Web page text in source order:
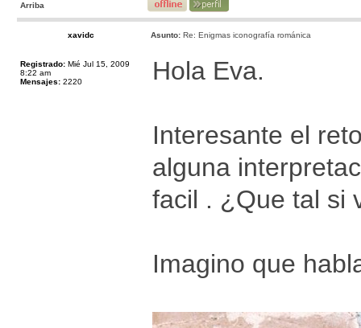
Arriba
xavidc Asunto: Re: Enigmas iconografía románica
Registrado: Mié Jul 15, 2009
8:22 am
Mensajes: 2220 Hola Eva.
Interesante el
alguna
facil . ¿Que tal si
Imagino que